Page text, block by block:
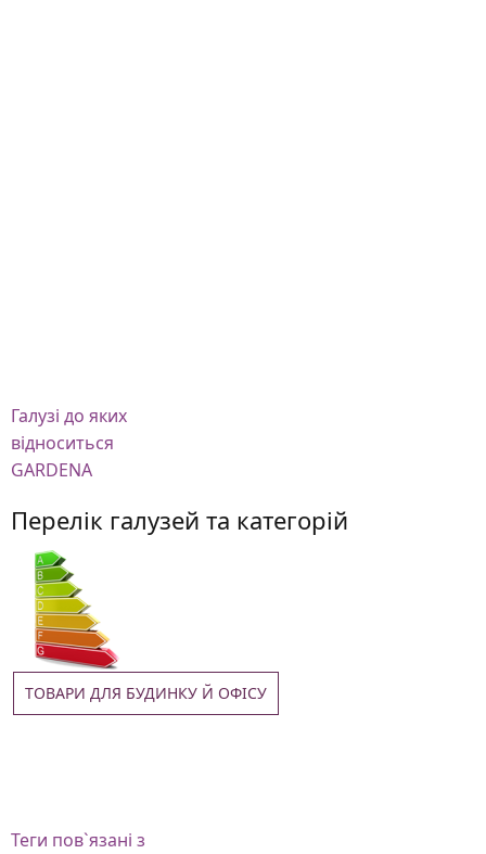
Галузі до яких
відноситься
GARDENA
Перелік галузей та категорій
ТОВАРИ ДЛЯ БУДИНКУ Й ОФІСУ
Теги пов`язані з